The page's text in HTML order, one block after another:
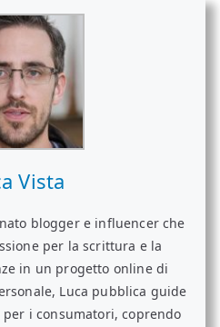
Vista
blogger e influencer che
per la scrittura e la
in un progetto online di
Luca pubblica guide
i consumatori, coprendo